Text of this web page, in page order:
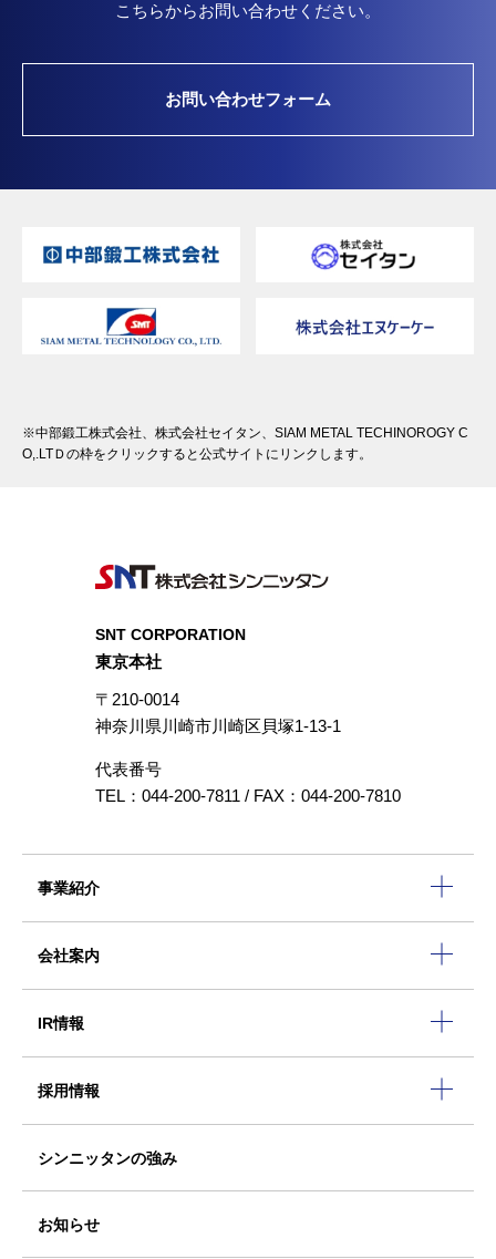
こちらからお問い合わせください。
お問い合わせフォーム
※中部鍛工株式会社、株式会社セイタン、SIAM METAL TECHINOROGY C
O,.LTＤの枠をクリックすると公式サイトにリンクします。
SNT CORPORATION
東京本社
〒210-0014
神奈川県川崎市川崎区貝塚1-13-1
代表番号
TEL：044-200-7811 / FAX：044-200-7810
事業紹介
会社案内
IR情報
採用情報
シンニッタンの強み
お知らせ